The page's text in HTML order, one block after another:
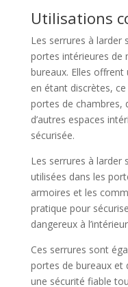
Utilisations
Les serrures à larder
portes intérieures de
bureaux. Elles
en étant discrètes,
portes de chambres,
d’autres espaces
sécurisée.
Les serrures à
utilisées dans les
armoires et les
pratique pour
dangereux à
Ces serrures sont
portes de bureaux et
une sécurité fiable